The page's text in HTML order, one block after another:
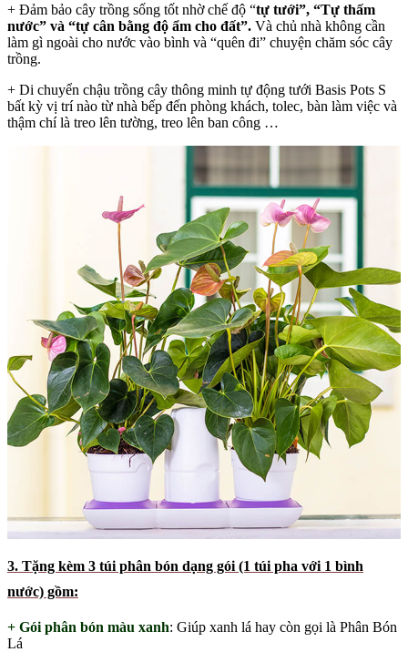
+ Đảm bảo cây trồng sống tốt nhờ chế độ “tự tưới”, “Tự thấm
nước” và “tự cân bằng độ ẩm cho đất”. Và chủ nhà không cần
làm gì ngoài cho nước vào bình và “quên đi” chuyện chăm sóc cây
trồng.
+ Di chuyển chậu trồng cây thông minh tự động tưới Basis Pots S
bất kỳ vị trí nào từ nhà bếp đến phòng khách, tolec, bàn làm việc và
thậm chí là treo lên tường, treo lên ban công …
3. Tặng kèm 3 túi phân bón dạng gói (1 túi pha với 1 bình
nước) gồm:
+ Gói phân bón màu xanh: Giúp xanh lá hay còn gọi là Phân Bón
Lá